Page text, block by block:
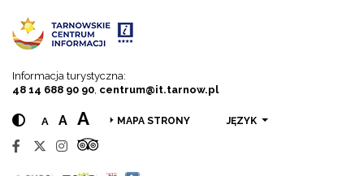
Informacja turystyczna:
48 14 688 90 90 centrum@it.tarnow.pl
A A A MAPA STRONY JĘZYK